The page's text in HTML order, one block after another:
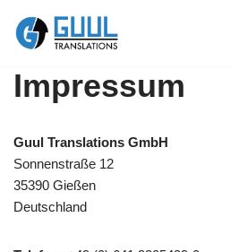
Zum
springen
Impressum
Guul Translations GmbH
Sonnenstraße 12
35390 Gießen
Deutschland